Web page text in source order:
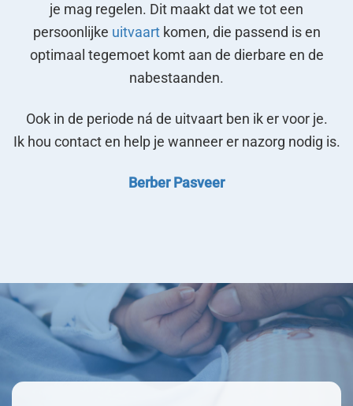
je mag regelen. Dit maakt dat we tot een
persoonlijke uitvaartkomen, die passend is en
optimaal tegemoet komt aan de dierbare en de
nabestaanden.
Ook in de periode ná de uitvaart ben ik er voor je.
Ik hou contact en help je wanneer er nazorg nodig is.
Berber Pasveer